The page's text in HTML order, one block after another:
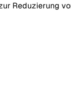
Reduzierung